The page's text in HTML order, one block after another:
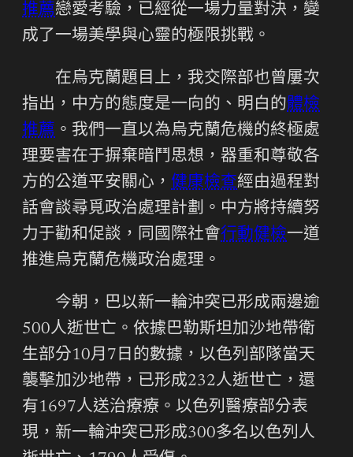
推薦戀愛考驗，已經從一場力量對決，變
成了一場美學與心靈的極限挑戰。
在烏克蘭題目上，我交際部也曾屢次
指出，中方的態度是一向的、明白的體檢
推薦 。我們一直以為烏克蘭危機的終極處
理要害在于摒棄暗鬥思想，器重和尊敬各
方的公道平安關心， 健康檢查經由過程對
話會談尋覓政治處理計劃。中方將持續努
力于勸和促談，同國際社會行動健檢一道
推進烏克蘭危機政治處理。
今朝，巴以新一輪沖突已形成兩邊逾
500人逝世亡。依據巴勒斯坦加沙地帶衛
生部分10月7日的數據，以色列部隊當天
襲擊加沙地帶，已形成232人逝世亡，還
有1697人送治療療。以色列醫療部分表
現，新一輪沖突已形成300多名以色列人